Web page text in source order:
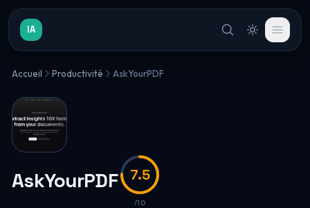
IA
Accueil Productivité AskYourPDF
AskYourPDF 7.5
/10